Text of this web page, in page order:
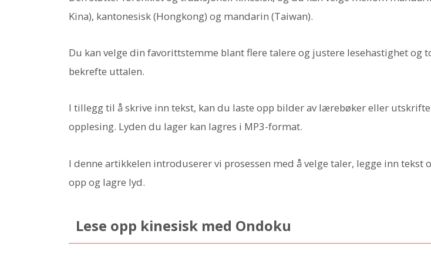
Kina), kantonesisk (Hongkong) og mandarin (Taiwan).
Du kan velge din favorittstemme blant flere talere og justere lesehastighet og
bekrefte uttalen.
I tillegg til å skrive inn tekst, kan du laste opp bilder av lærebøker eller
opplesing. Lyden du lager kan lagres i MP3-format.
I denne artikkelen introduserer vi prosessen med å velge taler, legge inn tekst
opp og lagre lyd.
Lese opp kinesisk med Ondoku